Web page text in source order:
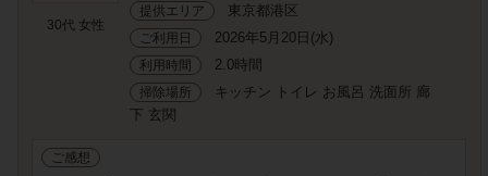
30代 女性
提供エリア 東京都港区
ご利用日 2026年5月20日(水)
利用時間 2.0時間
掃除場所
キッチン トイレ お風呂 洗面所 廊
下 玄関
ご感想